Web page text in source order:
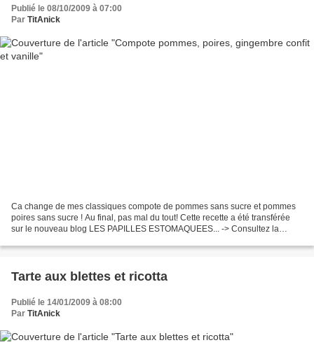
Publié le 08/10/2009 à 07:00
Par TitAnick
Ca change de mes classiques compote de pommes sans sucre et pommes
poires sans sucre ! Au final, pas mal du tout! Cette recette a été transférée
sur le nouveau blog LES PAPILLES ESTOMAQUEES... -> Consultez la
Tarte aux blettes et ricotta
Publié le 14/01/2009 à 08:00
Par TitAnick